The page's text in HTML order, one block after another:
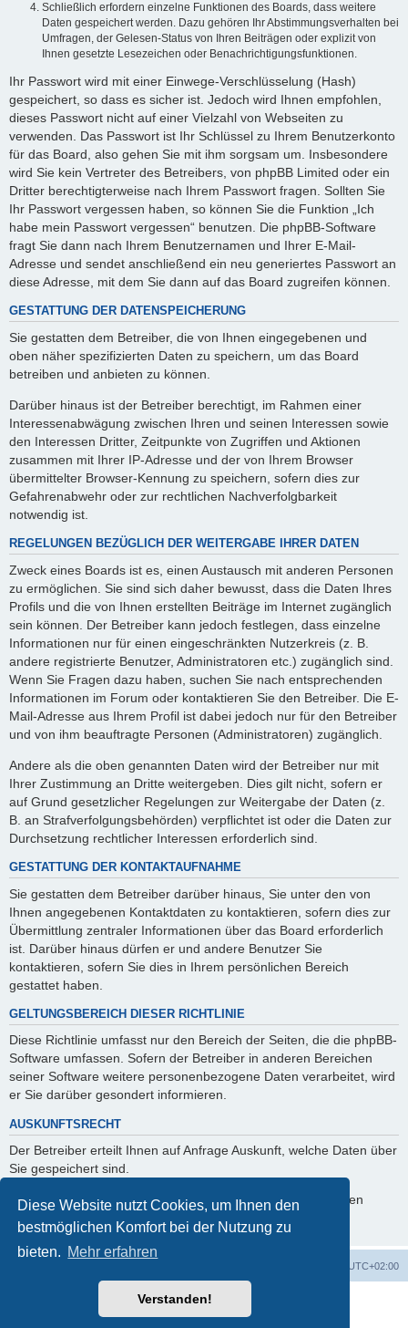
Diese Website nutzt Cookies, um Ihnen den
bestmöglichen Komfort bei der Nutzung zu
bieten. Mehr erfahren
Verstanden!
Schließlich erfordern einzelne Funktionen des Boards, dass weitere
Daten gespeichert werden. Dazu gehören Ihr Abstimmungsverhalten bei
Umfragen, der Gelesen-Status von Ihren Beiträgen oder explizit von
Ihnen gesetzte Lesezeichen oder Benachrichtigungsfunktionen.
Ihr Passwort wird mit einer Einwege-Verschlüsselung (Hash)
gespeichert, so dass es sicher ist. Jedoch wird Ihnen empfohlen,
dieses Passwort nicht auf einer Vielzahl von Webseiten zu
verwenden. Das Passwort ist Ihr Schlüssel zu Ihrem Benutzerkonto
für das Board, also gehen Sie mit ihm sorgsam um. Insbesondere
wird Sie kein Vertreter des Betreibers, von phpBB Limited oder ein
Dritter berechtigterweise nach Ihrem Passwort fragen. Sollten Sie
Ihr Passwort vergessen haben, so können Sie die Funktion „Ich
habe mein Passwort vergessen“ benutzen. Die phpBB-Software
fragt Sie dann nach Ihrem Benutzernamen und Ihrer E-Mail-
Adresse und sendet anschließend ein neu generiertes Passwort an
diese Adresse, mit dem Sie dann auf das Board zugreifen können.
GESTATTUNG DER DATENSPEICHERUNG
Sie gestatten dem Betreiber, die von Ihnen eingegebenen und
oben näher spezifizierten Daten zu speichern, um das Board
betreiben und anbieten zu können.
Darüber hinaus ist der Betreiber berechtigt, im Rahmen einer
Interessenabwägung zwischen Ihren und seinen Interessen sowie
den Interessen Dritter, Zeitpunkte von Zugriffen und Aktionen
zusammen mit Ihrer IP-Adresse und der von Ihrem Browser
übermittelter Browser-Kennung zu speichern, sofern dies zur
Gefahrenabwehr oder zur rechtlichen Nachverfolgbarkeit
notwendig ist.
REGELUNGEN BEZÜGLICH DER WEITERGABE IHRER DATEN
Zweck eines Boards ist es, einen Austausch mit anderen Personen
zu ermöglichen. Sie sind sich daher bewusst, dass die Daten Ihres
Profils und die von Ihnen erstellten Beiträge im Internet zugänglich
sein können. Der Betreiber kann jedoch festlegen, dass einzelne
Informationen nur für einen eingeschränkten Nutzerkreis (z. B.
andere registrierte Benutzer, Administratoren etc.) zugänglich sind.
Wenn Sie Fragen dazu haben, suchen Sie nach entsprechenden
Informationen im Forum oder kontaktieren Sie den Betreiber. Die E-
Mail-Adresse aus Ihrem Profil ist dabei jedoch nur für den Betreiber
und von ihm beauftragte Personen (Administratoren) zugänglich.
Andere als die oben genannten Daten wird der Betreiber nur mit
Ihrer Zustimmung an Dritte weitergeben. Dies gilt nicht, sofern er
auf Grund gesetzlicher Regelungen zur Weitergabe der Daten (z.
B. an Strafverfolgungsbehörden) verpflichtet ist oder die Daten zur
Durchsetzung rechtlicher Interessen erforderlich sind.
GESTATTUNG DER KONTAKTAUFNAHME
Sie gestatten dem Betreiber darüber hinaus, Sie unter den von
Ihnen angegebenen Kontaktdaten zu kontaktieren, sofern dies zur
Übermittlung zentraler Informationen über das Board erforderlich
ist. Darüber hinaus dürfen er und andere Benutzer Sie
kontaktieren, sofern Sie dies in Ihrem persönlichen Bereich
gestattet haben.
GELTUNGSBEREICH DIESER RICHTLINIE
Diese Richtlinie umfasst nur den Bereich der Seiten, die die phpBB-
Software umfassen. Sofern der Betreiber in anderen Bereichen
seiner Software weitere personenbezogene Daten verarbeitet, wird
er Sie darüber gesondert informieren.
AUSKUNFTSRECHT
Der Betreiber erteilt Ihnen auf Anfrage Auskunft, welche Daten über
Sie gespeichert sind.
Sie können jederzeit die Löschung bzw. Sperrung Ihrer Daten
verlangen. Kontaktieren Sie hierzu bitte den Betreiber.
UTC+02:00
Powered byphpBB® Forum Software © phpBB Limited
phpBB.de